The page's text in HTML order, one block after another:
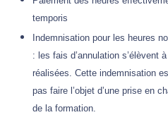
temporis
Indemnisation pour les heures
: les fais d’annulation s’élèvent
réalisées. Cette indemnisation
pas faire l’objet d’une prise en
de la formation.